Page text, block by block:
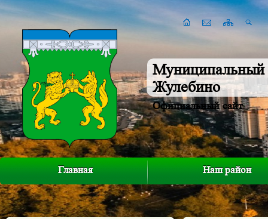
Муниципальный
Жулебино
Официальный сайт
Главная Наш район